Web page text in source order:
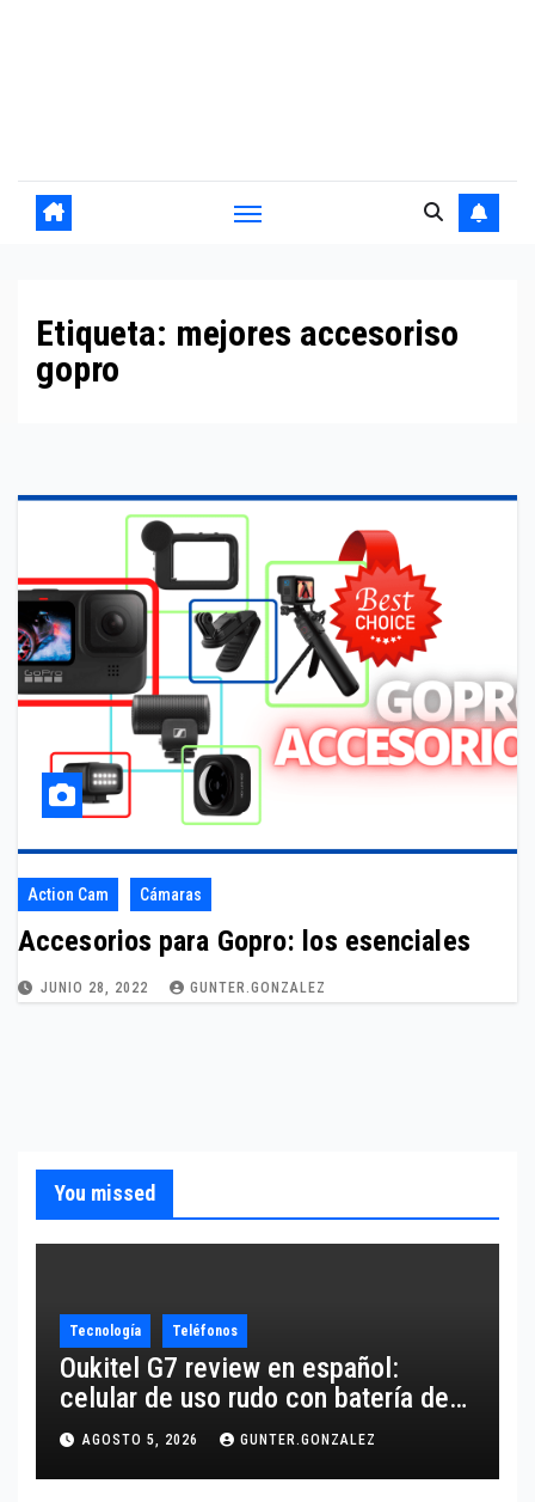
Etiqueta: mejores accesoriso
gopro
Action Cam Cámaras
Accesorios para Gopro: los esenciales
JUNIO 28, 2022 GUNTER.GONZALEZ
You missed
Tecnología Teléfonos
Oukitel G7 review en español:
celular de uso rudo con batería de
10,600 mAh
AGOSTO 5, 2026 GUNTER.GONZALEZ